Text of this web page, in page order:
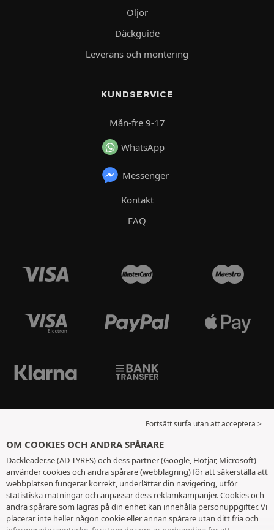
Oljor
Däckguide
Leverans och montering
KUNDSERVICE
Mån-fre 9-17
WhatsApp
Messenger
Kontakt
FAQ
Fortsätt surfa utan att acceptera >
OM COOKIES OCH ANDRA SPÅRARE
Dackleader.se (AD TYRES) och dess partner (Google, Hotjar, Microsoft)
använder cookies och andra spårare (webblagring) för att säkerställa att
webbplatsen fungerar korrekt, underlättar din navigering, utför
statistiska mätningar och anpassar dess reklamkampanjer. Cookies och
andra spårare som lagras på din enhet kan innehålla personuppgifter. Vi
placerar inte heller någon cookie eller annan spårare utan ditt fria och